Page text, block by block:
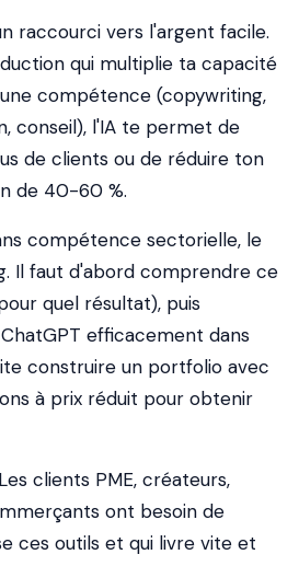
raccourci vers l'argent facile.
qui multiplie ta capacité
compétence (copywriting,
conseil), l'IA te permet de
de clients ou de réduire ton
de 40-60 %.
compétence sectorielle, le
Il faut d'abord comprendre ce
quel résultat), puis
efficacement dans
construire un portfolio avec
à prix réduit pour obtenir
clients PME, créateurs,
ont besoin de
ces outils et qui livre vite et